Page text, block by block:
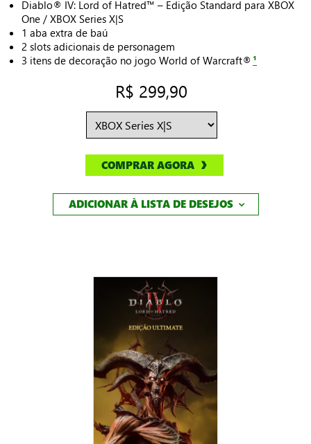
Diablo® IV: Lord of Hatred™ – Edição Standard para XBOX
One / XBOX Series X|S
1 aba extra de baú
2 slots adicionais de personagem
3 itens de decoração no jogo World of Warcraft® ¹
R$ 299,90
COMPRAR AGORA
ADICIONAR À LISTA DE DESEJOS